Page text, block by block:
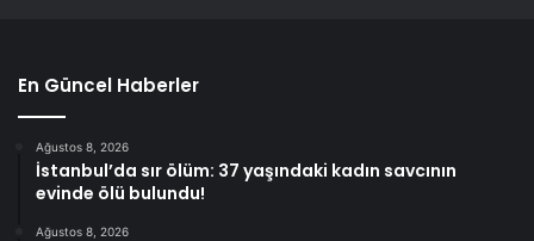
En Güncel Haberler
Ağustos 8, 2026
İstanbul’da sır ölüm: 37 yaşındaki kadın savcının
evinde ölü bulundu!
Ağustos 8, 2026